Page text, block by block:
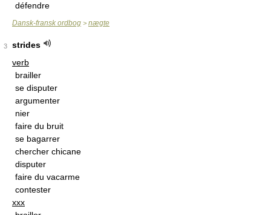
défendre
Dansk-fransk ordbog > nægte
3
strides
verb
brailler
se disputer
argumenter
nier
faire du bruit
se bagarrer
chercher chicane
disputer
faire du vacarme
contester
xxx